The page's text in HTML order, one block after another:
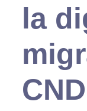
la